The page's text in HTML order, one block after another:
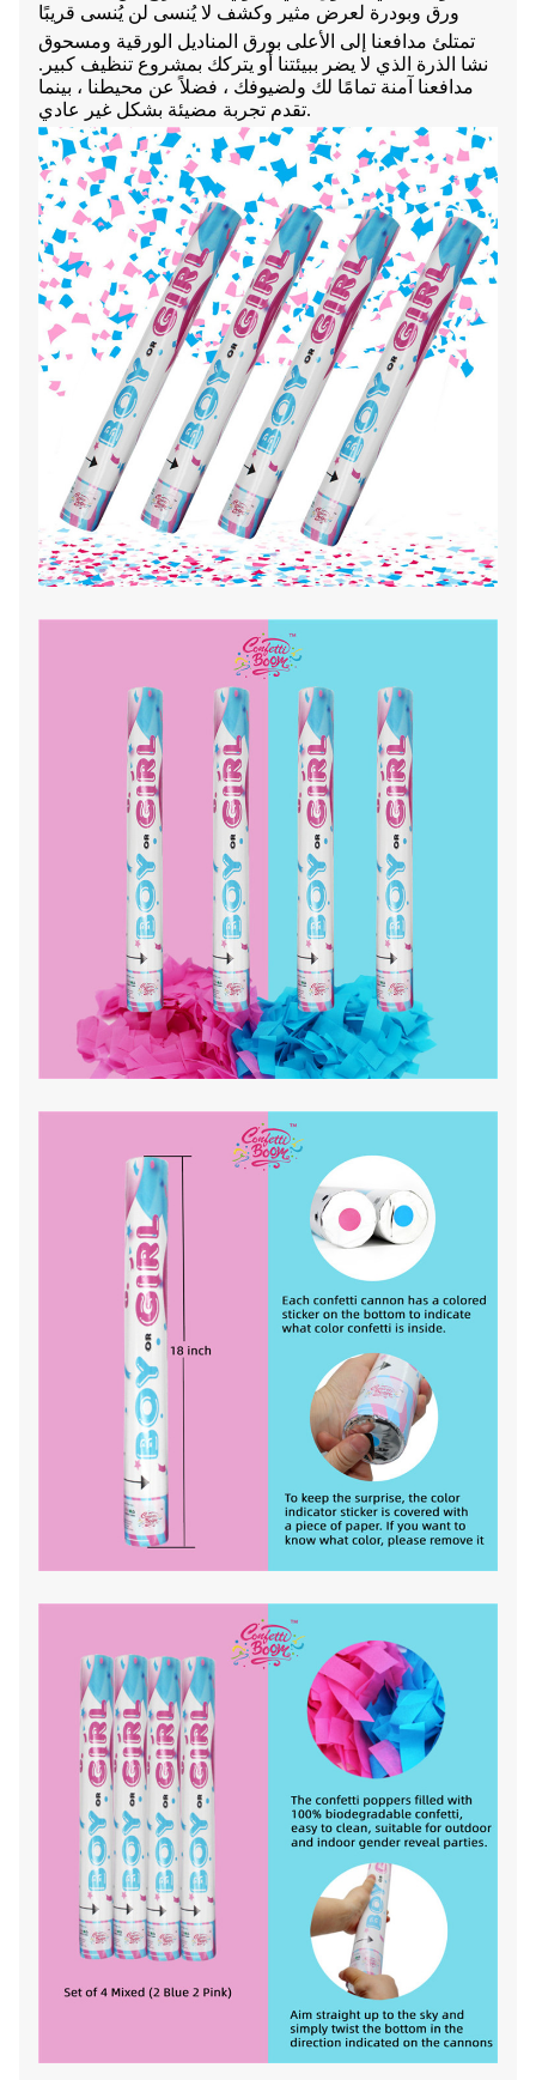
ورق وبودرة لعرض مثير وكشف لا يُنسى لن يُنسى قريبًا
تمتلئ مدافعنا إلى الأعلى بورق المناديل الورقية ومسحوق
نشا الذرة الذي لا يضر ببيئتنا أو يتركك بمشروع تنظيف كبير.
مدافعنا آمنة تمامًا لك ولضيوفك ، فضلاً عن محيطنا ، بينما
تقدم تجربة مضيئة بشكل غير عادي.